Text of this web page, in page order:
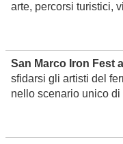
arte, percorsi turistici,
San Marco Iron Fest
sfidarsi gli artisti del
nello scenario unico